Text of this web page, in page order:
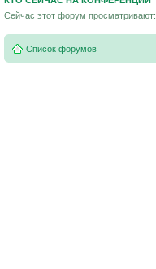
Сейчас этот форум просматривают:
Список форумов